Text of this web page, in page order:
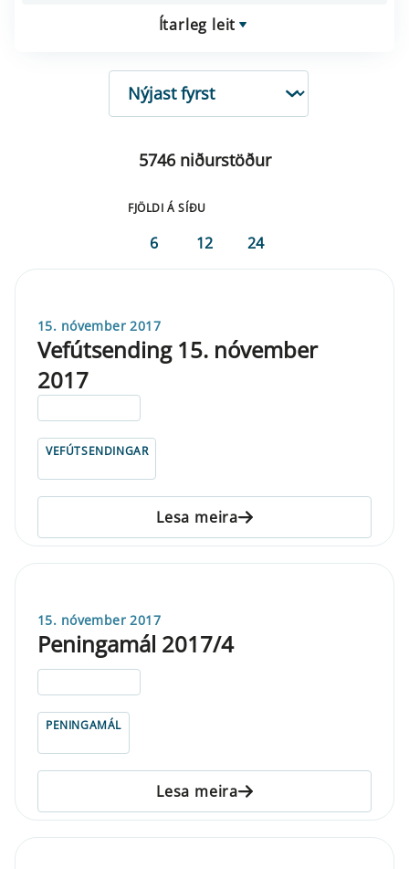
Ítarleg leit
RÖÐUN
5746 niðurstöður
FJÖLDI Á SÍÐU
6 12 24
15. nóvember 2017
Vefútsending 15. nóvember
2017
VEFÚTSENDINGAR
Lesa meira
15. nóvember 2017
Peningamál 2017/4
PENINGAMÁL
Lesa meira